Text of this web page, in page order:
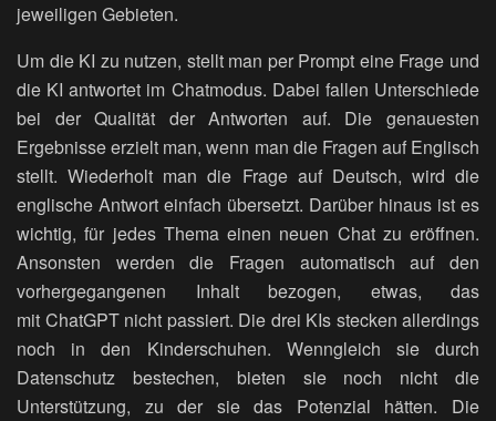
jeweiligen Gebieten.
Um die KI zu nutzen, stellt man per Prompt eine Frage und
die KI antwortet im Chatmodus. Dabei fallen Unterschiede
bei der Qualität der Antworten auf. Die genauesten
Ergebnisse erzielt man, wenn man die Fragen auf Englisch
stellt. Wiederholt man die Frage auf Deutsch, wird die
englische Antwort einfach übersetzt. Darüber hinaus ist es
wichtig, für jedes Thema einen neuen Chat zu eröffnen.
Ansonsten werden die Fragen automatisch auf den
vorhergegangenen Inhalt bezogen, etwas, das
mit ChatGPT nicht passiert. Die drei KIs stecken allerdings
noch in den Kinderschuhen. Wenngleich sie durch
Datenschutz bestechen, bieten sie noch nicht die
Unterstützung, zu der sie das Potenzial hätten. Die